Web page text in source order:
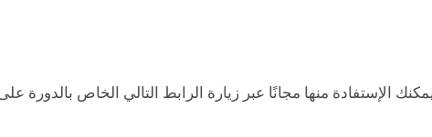
الإستفادة منها مجانًا عبر زيارة الرابط التالي الخاص بالدورة